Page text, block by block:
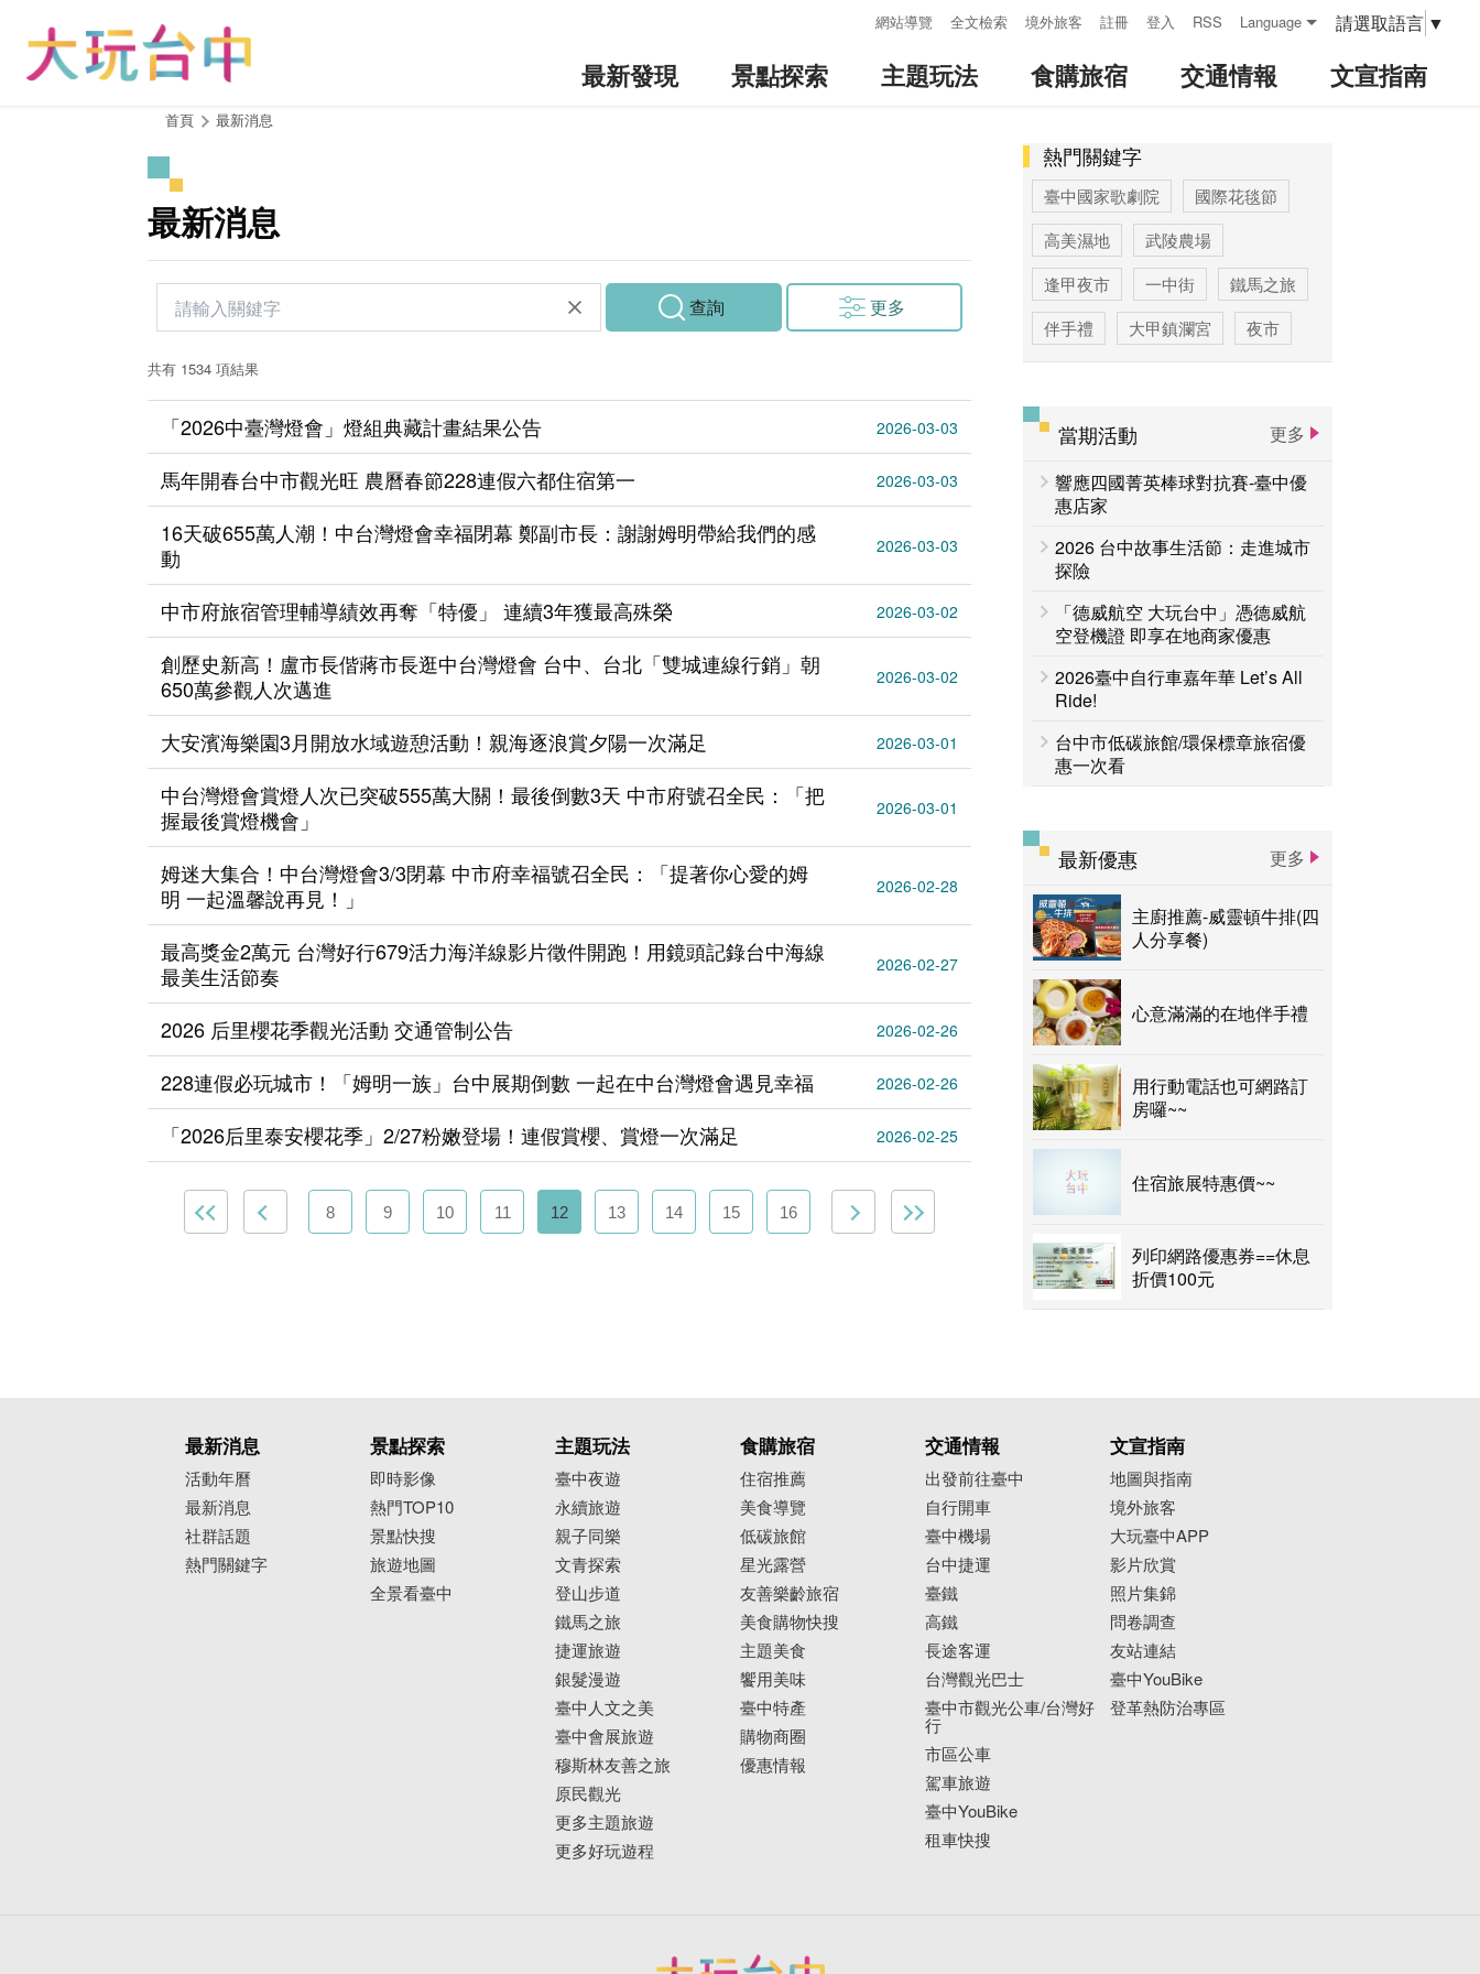
網站導覽 全文檢索 境外旅客 註冊 登入 RSS Language 請選取語言 ▼
最新發現 景點探索 主題玩法 食購旅宿 交通情報 文宣指南
首頁 最新消息
最新消息
查詢 更多
共有 1534 項結果
「2026中臺灣燈會」燈組典藏計畫結果公告 2026-03-03
馬年開春台中市觀光旺 農曆春節228連假六都住宿第一 2026-03-03
16天破655萬人潮！中台灣燈會幸福閉幕 鄭副市長：謝謝姆明帶給我們的感
動
2026-03-03
中市府旅宿管理輔導績效再奪「特優」 連續3年獲最高殊榮 2026-03-02
創歷史新高！盧市長偕蔣市長逛中台灣燈會 台中、台北「雙城連線行銷」朝
650萬參觀人次邁進
2026-03-02
大安濱海樂園3月開放水域遊憩活動！親海逐浪賞夕陽一次滿足 2026-03-01
中台灣燈會賞燈人次已突破555萬大關！最後倒數3天 中市府號召全民：「把
握最後賞燈機會」
2026-03-01
姆迷大集合！中台灣燈會3/3閉幕 中市府幸福號召全民：「提著你心愛的姆
明 一起溫馨說再見！」
2026-02-28
最高獎金2萬元 台灣好行679活力海洋線影片徵件開跑！用鏡頭記錄台中海線
最美生活節奏
2026-02-27
2026 后里櫻花季觀光活動 交通管制公告 2026-02-26
228連假必玩城市！「姆明一族」台中展期倒數 一起在中台灣燈會遇見幸福 2026-02-26
「2026后里泰安櫻花季」2/27粉嫩登場！連假賞櫻、賞燈一次滿足 2026-02-25
8 9 10 11 12 13 14 15 16
熱門關鍵字
臺中國家歌劇院
國際花毯節
高美濕地
武陵農場
逢甲夜市
一中街
鐵馬之旅
伴手禮
大甲鎮瀾宮
夜市
台中活動
主題遊程
台中国家歌剧院
當期活動
更多
響應四國菁英棒球對抗賽-臺中優
惠店家
2026 台中故事生活節：走進城市
探險
「德威航空 大玩台中」憑德威航
空登機證 即享在地商家優惠
2026臺中自行車嘉年華 Let’s All
Ride!
台中市低碳旅館/環保標章旅宿優
惠一次看
最新優惠 更多
主廚推薦-威靈頓牛排(四
人分享餐)
心意滿滿的在地伴手禮
用行動電話也可網路訂
房囉~~
住宿旅展特惠價~~
列印網路優惠券==休息
折價100元
最新消息
活動年曆
最新消息
社群話題
熱門關鍵字
景點探索
即時影像
熱門TOP10
景點快搜
旅遊地圖
全景看臺中
主題玩法
臺中夜遊
永續旅遊
親子同樂
文青探索
登山步道
鐵馬之旅
捷運旅遊
銀髮漫遊
臺中人文之美
臺中會展旅遊
穆斯林友善之旅
原民觀光
更多主題旅遊
更多好玩遊程
食購旅宿
住宿推薦
美食導覽
低碳旅館
星光露營
友善樂齡旅宿
美食購物快搜
主題美食
饗用美味
臺中特產
購物商圈
優惠情報
交通情報
出發前往臺中
自行開車
臺中機場
台中捷運
臺鐵
高鐵
長途客運
台灣觀光巴士
臺中市觀光公車/台灣好
行
市區公車
駕車旅遊
臺中YouBike
租車快搜
文宣指南
地圖與指南
境外旅客
大玩臺中APP
影片欣賞
照片集錦
問卷調查
友站連結
臺中YouBike
登革熱防治專區